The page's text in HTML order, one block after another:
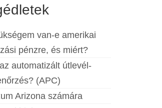
van-e amerikai
pénzre, és miért?
automatizált útlevél-
(APC)
Arizona számára